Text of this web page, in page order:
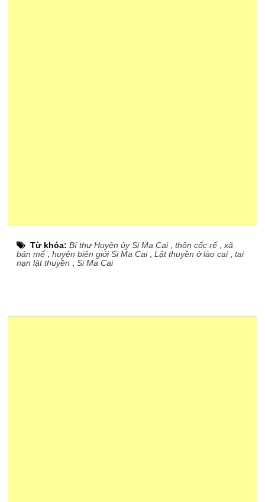
Từ khóa:Bí thư Huyện ủy Si Ma Cai,thôn cốc rế,xã
bản mế,huyện biên giới Si Ma Cai,Lật thuyền ở lào cai,tai
nạn lật thuyền ,Si Ma Cai